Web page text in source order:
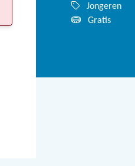
Jongeren
Gratis